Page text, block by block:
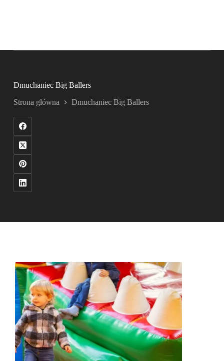
Dmuchaniec Big Ballers
Strona główna Dmuchaniec Big Ballers